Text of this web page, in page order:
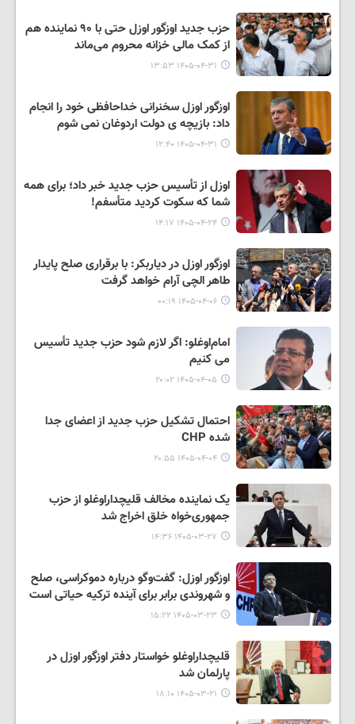
حزب جدید اوزگور اوزل حتی با ۹۰ نماینده هم
از کمک مالی خزانه محروم می‌ماند
۱۴۰۵-۰۴-۳۱ ۱۳:۵۳
اوزگور اوزل سخنرانی خداحافظی خود را انجام
داد: بازیچه ی دولت اردوغان نمی شوم
۱۴۰۵-۰۴-۳۱ ۱۲:۴۰
اوزل از تأسیس حزب جدید خبر داد؛ برای همه
شما که سکوت کردید متأسفم!
۱۴۰۵-۰۴-۲۴ ۱۴:۱۷
اوزگور اوزل در دیاربکر: با برقراری صلح پایدار
طاهر الچی آرام خواهد گرفت
۱۴۰۵-۰۴-۰۶ ۰۰:۱۹
امام‌اوغلو: اگر لازم شود حزب جدید تأسیس
می کنیم
۱۴۰۵-۰۴-۰۵ ۲۰:۰۲
احتمال تشکیل حزب جدید از اعضای جدا
شده CHP
۱۴۰۵-۰۴-۰۴ ۲۰:۵۵
یک نماینده مخالف قلیچداراوغلو از حزب
جمهوری‌خواه خلق اخراج شد
۱۴۰۵-۰۳-۲۷ ۱۴:۳۶
اوزگور اوزل: گفت‌وگو درباره دموکراسی، صلح
و شهروندی برابر برای آینده ترکیه حیاتی است
۱۴۰۵-۰۳-۲۳ ۱۵:۲۲
قلیچداراوغلو خواستار دفتر اوزگور اوزل در
پارلمان شد
۱۴۰۵-۰۳-۲۱ ۱۸:۱۰